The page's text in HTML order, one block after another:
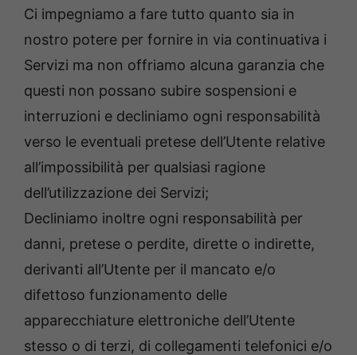
Ci impegniamo a fare tutto quanto sia in
nostro potere per fornire in via continuativa i
Servizi ma non offriamo alcuna garanzia che
questi non possano subire sospensioni e
interruzioni e decliniamo ogni responsabilità
verso le eventuali pretese dell’Utente relative
all’impossibilità per qualsiasi ragione
dell’utilizzazione dei Servizi;
Decliniamo inoltre ogni responsabilità per
danni, pretese o perdite, dirette o indirette,
derivanti all’Utente per il mancato e/o
difettoso funzionamento delle
apparecchiature elettroniche dell’Utente
stesso o di terzi, di collegamenti telefonici e/o